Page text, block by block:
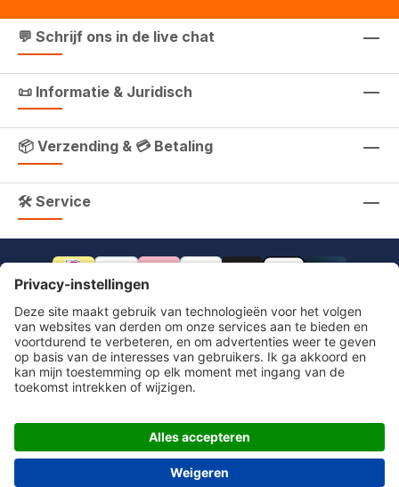
💬 Schrijf ons in de live chat
📜 Informatie & Juridisch
📦 Verzending & 💳 Betaling
🛠 Service
footer.includeVat.beforeTag
footer.includeVat.shippingCost footer.includeVat.afterTag
Algemene voorwaarden
Privacyverklaring
Toegankelijkheid